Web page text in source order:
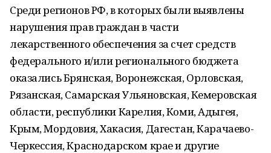
Среди регионов РФ, в которых были выявлены
нарушения прав граждан в части
лекарственного обеспечения за счет средств
федерального и/или регионального бюджета
оказались Брянская, Воронежская, Орловская,
Рязанская, Самарская Ульяновская, Кемеровская
области, республики Карелия, Коми, Адыгея,
Крым, Мордовия, Хакасия, Дагестан, Карачаево-
Черкессия, Краснодарском крае и другие